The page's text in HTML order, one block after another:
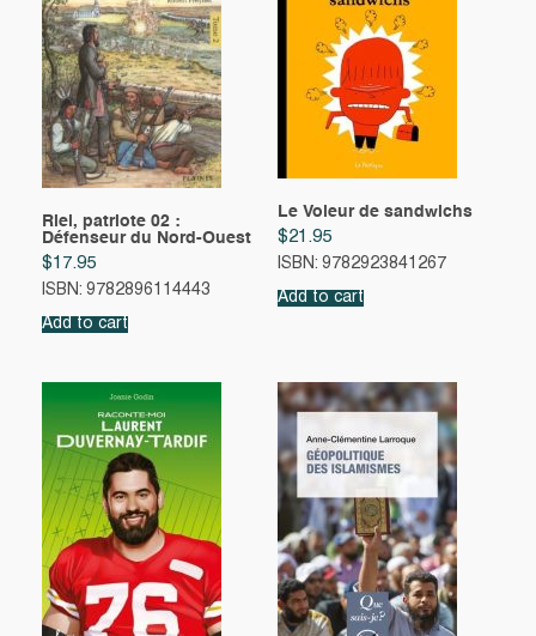
Riel, patriote 02 :
Défenseur du Nord-Ouest
$17.95
ISBN: 9782896114443
Add to cart
Le Voleur de sandwichs
$21.95
ISBN: 9782923841267
Add to cart